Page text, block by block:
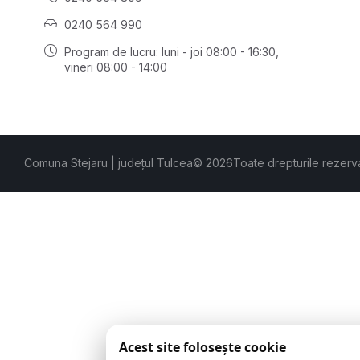
0240 564 990
Program de lucru: luni - joi 08:00 - 16:30,
vineri 08:00 - 14:00
Comuna Stejaru | județul Tulcea© 2026Toate drepturile
Acest site folosește cookie